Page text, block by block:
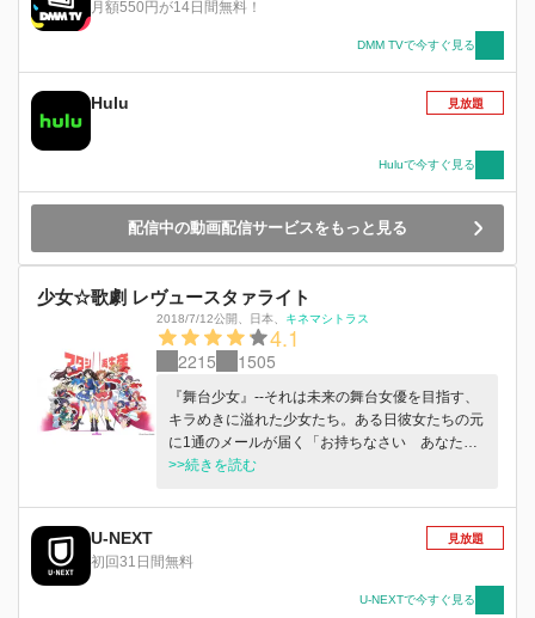
たのです。はぐたんを守りたい！というはなの強
い気持ちによって新たなミライクリスタルが生ま
れると、はなは元気のプリキュア・キュアエール
に変身します。ミライクリスタルとは、この世界
晶。これが奪われてしまうと、みんなの未来が無
くなってしまいます。みんなの未来、そしてはぐ
たん。大切なものを守るためのキュアエールの物
語が今幕を開けます。
月額550円が14日間無料！
DMM TVで今すぐ見る
Hulu 見放題
Huluで今すぐ見る
配信中の動画配信サービスをもっと見る
少女☆歌劇 レヴュースタァライト
2018/7/12公開 日本 キネマシトラス
4.1
2215 1505
『舞台少女』--それは未来の舞台女優を目指す、
キラめきに溢れた少女たち。ある日彼女たちの元
に1通のメールが届く「お持ちなさい あなたの
望んだその星を」輝く星を掴むべく、オーディシ
が、執着が、運命が--舞台の上で交錯する。今、
>>続きを読む
U-NEXT
初回31日間無料
見放題
U-NEXTで今すぐ見る